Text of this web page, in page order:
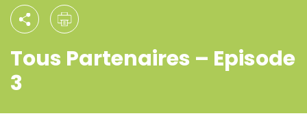
Tous Partenaires – Episode
3